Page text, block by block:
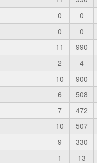
0 0
0 0
11 990
2 4
10 900
6 508
7 472
10 507
9 330
1 13